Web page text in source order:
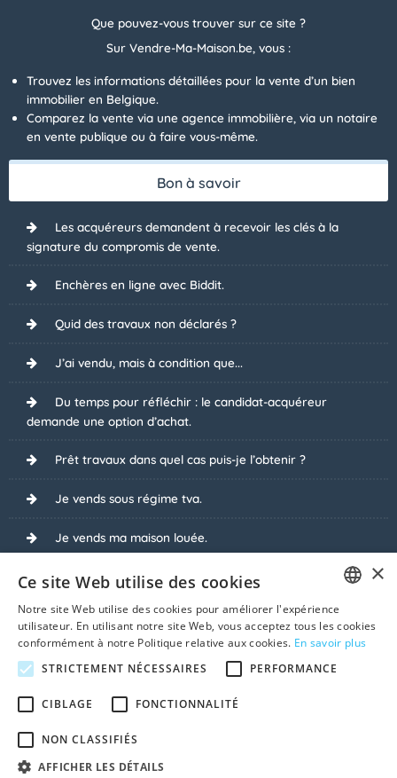
Que pouvez-vous trouver sur ce site ?
Sur Vendre-Ma-Maison.be, vous :
Trouvez les informations détaillées pour la vente d’un bien
immobilier en Belgique.
Comparez la vente via une agence immobilière, via un notaire
en vente publique ou à faire vous-même.
Bon à savoir
Les acquéreurs demandent à recevoir les clés à la
signature du compromis de vente.
Enchères en ligne avec Biddit.
Quid des travaux non déclarés ?
J’ai vendu, mais à condition que...
Du temps pour réfléchir : le candidat-acquéreur
demande une option d’achat.
Prêt travaux dans quel cas puis-je l’obtenir ?
Je vends sous régime tva.
Je vends ma maison louée.
La vente publique, une solution pour moi ?
Pourquoi refuser des dessous de table lors de la vente
Plus-value suite à la vente.
FRENCH
DUTCH
×
Ce site Web utilise des cookies
Notre site Web utilise des cookies pour améliorer l'expérience
utilisateur. En utilisant notre site Web, vous acceptez tous les cookies
conformément à notre Politique relative aux cookies. En savoir plus
STRICTEMENT NÉCESSAIRES
PERFORMANCE
CIBLAGE FONCTIONNALITÉ
NON CLASSIFIÉS
AFFICHER LES DÉTAILS